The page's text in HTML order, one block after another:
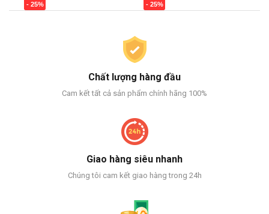
- 25% - 25%
Chất lượng hàng đầu
Cam kết tất cả sản phẩm chính hãng 100%
Giao hàng siêu nhanh
Chúng tôi cam kết giao hàng trong 24h